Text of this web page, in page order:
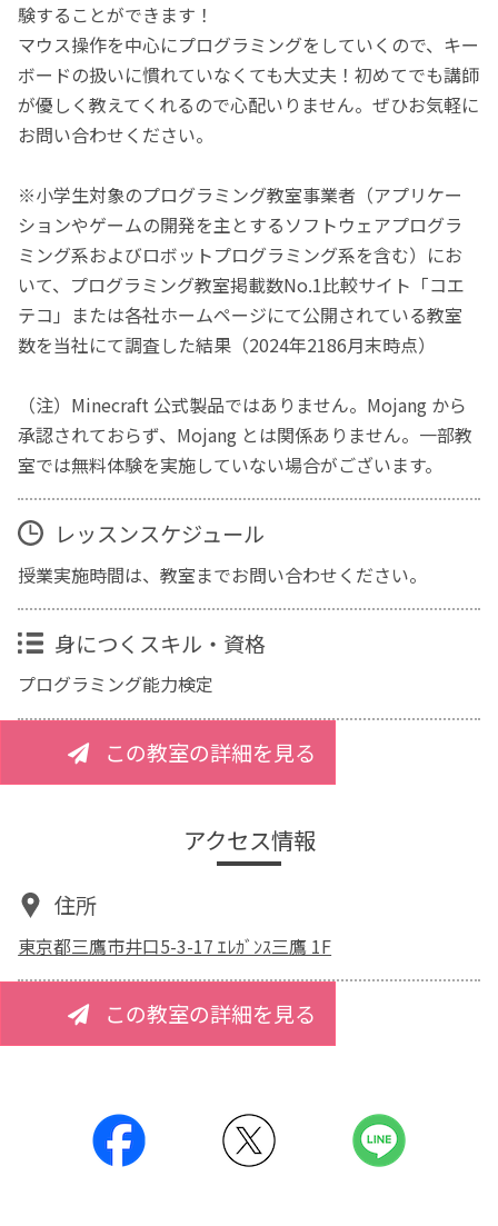
験することができます！
マウス操作を中心にプログラミングをしていくので、キー
ボードの扱いに慣れていなくても大丈夫！初めてでも講師
が優しく教えてくれるので心配いりません。ぜひお気軽に
お問い合わせください。
※小学生対象のプログラミング教室事業者（アプリケー
ションやゲームの開発を主とするソフトウェアプログラ
ミング系およびロボットプログラミング系を含む）にお
いて、プログラミング教室掲載数No.1比較サイト「コエ
テコ」または各社ホームページにて公開されている教室
数を当社にて調査した結果（2024年2186月末時点）
（注）Minecraft 公式製品ではありません。Mojang から
承認されておらず、Mojang とは関係ありません。一部教
室では無料体験を実施していない場合がございます。
レッスンスケジュール
授業実施時間は、教室までお問い合わせください。
身につくスキル・資格
プログラミング能力検定
この教室の詳細を見る
アクセス情報
住所
東京都三鷹市井口5-3-17 ｴﾚｶﾞﾝｽ三鷹 1F
この教室の詳細を見る